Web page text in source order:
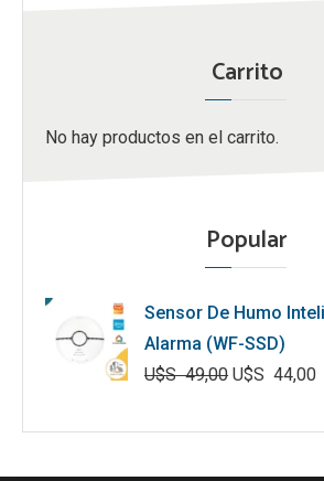
Carrito
No hay productos en el carrito.
Popular
Sensor De Humo
Alarma (WF-SSD)
U$S49,00
precio
U$S 44,00
precio